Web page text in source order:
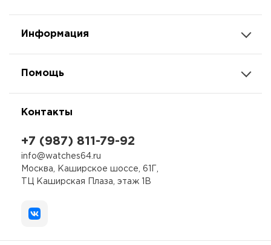
Информация
Помощь
Контакты
+7 (987) 811-79-92
info@watches64.ru
Москва, Каширское шоссе, 61Г,
ТЦ Каширская Плаза, этаж 1В